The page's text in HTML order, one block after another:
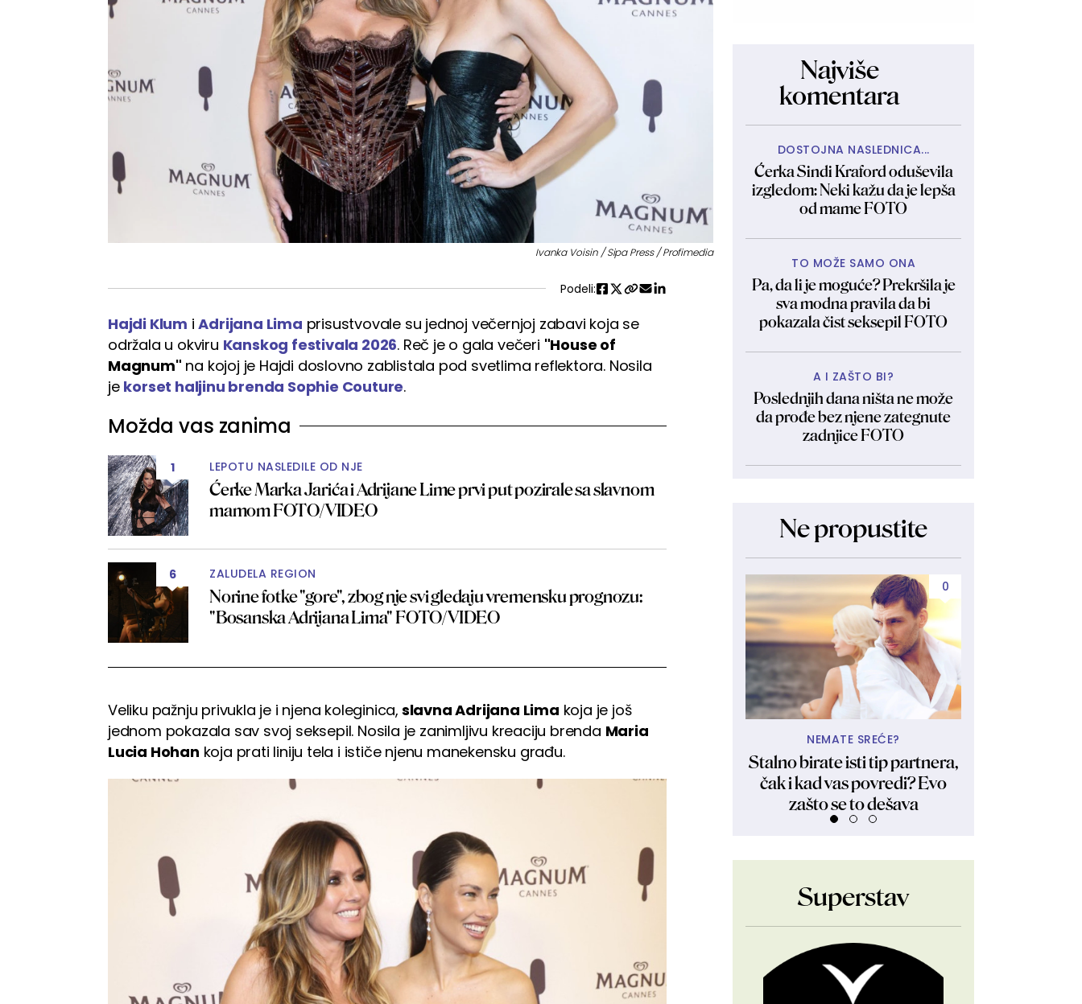
Ivanka Voisin / Sipa Press / Profimedia
Podeli:
Hajdi Klum iAdrijana Lima prisustvovale su jednoj večernjoj zabavi koja se
održala u okviru Kanskog festivala 2026. Reč je o gala večeri "House of
Magnum" na kojoj je Hajdi doslovno zablistala pod svetlima reflektora. Nosila
je korset haljinu brenda Sophie Couture.
Možda vas zanima
1 LEPOTU NASLEDILE OD NJE
Ćerke Marka Jarića i Adrijane Lime prvi put pozirale sa slavnom
mamom FOTO/VIDEO
6 ZALUDELA REGION
Norine fotke "gore", zbog nje svi gledaju vremensku prognozu:
"Bosanska Adrijana Lima" FOTO/VIDEO
Veliku pažnju privukla je i njena koleginica, slavna Adrijana Lima koja je još
jednom pokazala sav svoj seksepil. Nosila je zanimljivu kreaciju brenda Maria
Lucia Hohan koja prati liniju tela i ističe njenu manekensku građu.
Najviše
komentara
DOSTOJNA NASLEDNICA...
Ćerka Sindi Kraford oduševila
izgledom: Neki kažu da je lepša
od mame FOTO
TO MOŽE SAMO ONA
Pa, da li je moguće? Prekršila je
sva modna pravila da bi
pokazala čist seksepil FOTO
A I ZAŠTO BI?
Poslednjih dana ništa ne može
da prođe bez njene zategnute
zadnjice FOTO
Ne propustite
0
NEMATE SREĆE?
Stalno birate isti tip partnera,
čak i kad vas povredi? Evo
zašto se to dešava
Superstav